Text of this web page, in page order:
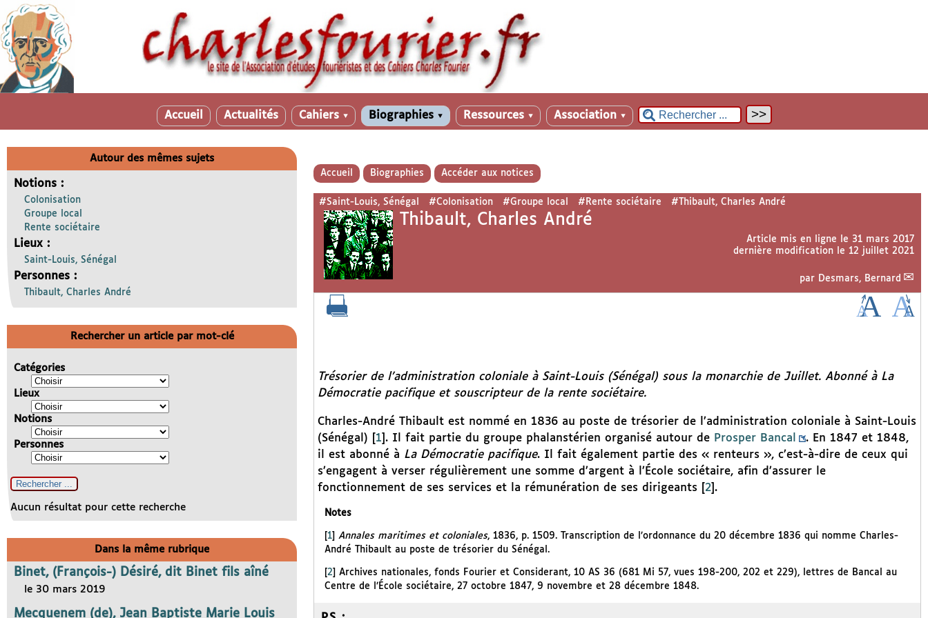
Accueil Actualités Cahiers ▼ Biographies ▼ Ressources ▼ Association ▼
Accueil Biographies Accéder aux notices
#Saint-Louis, Sénégal #Colonisation #Groupe local #Rente sociétaire #Thibault, Charles André
Thibault, Charles André
Article mis en ligne le 31 mars 2017
dernière modification le 12 juillet 2021
par Desmars, Bernard
Trésorier de l’administration coloniale à Saint-Louis (Sénégal) sous la monarchie de Juillet. Abonné à La
Démocratie pacifique et souscripteur de la rente sociétaire.
Charles-André Thibault est nommé en 1836 au poste de trésorier de l’administration coloniale à Saint-Louis
(Sénégal)
1 . Il fait partie du groupe phalanstérien organisé autour de Prosper Bancal
. En 1847 et 1848,
il est abonné à La Démocratie pacifique. Il fait également partie des « renteurs », c’est-à-dire de ceux qui
s’engagent à verser régulièrement une somme d’argent à l’École sociétaire, afin d’assurer le
fonctionnement de ses services et la rémunération de ses dirigeants
2] .
Notes
[1] Annales maritimes et coloniales, 1836, p. 1509. Transcription de l’ordonnance du 20 décembre 1836 qui nomme Charles-
André Thibault au poste de trésorier du Sénégal.
2
Archives nationales, fonds Fourier et Considerant, 10 AS 36 (681 Mi 57, vues 198-200, 202 et 229), lettres de Bancal au
Centre de l’École sociétaire, 27 octobre 1847, 9 novembre et 28 décembre 1848.
Autour des mêmes sujets
Notions :
Colonisation
Groupe local
Rente sociétaire
Lieux :
Saint-Louis, Sénégal
Personnes :
Thibault, Charles André
Rechercher un article par mot-clé
Catégories
Lieux
Notions
Personnes
Aucun résultat pour cette recherche
Dans la même rubrique
Binet, (François-) Désiré, dit Binet fils aîné
le 30 mars 2019
Mecquenem (de), Jean Baptiste Marie Louis